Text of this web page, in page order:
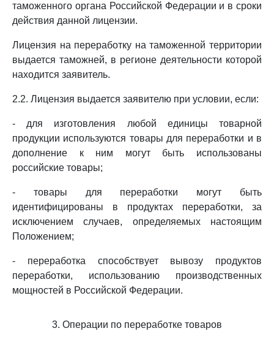
таможенного органа Российской Федерации и в сроки
действия данной лицензии.
Лицензия на переработку на таможенной территории
выдается таможней, в регионе деятельности которой
находится заявитель.
2.2. Лицензия выдается заявителю при условии, если:
- для изготовления любой единицы товарной
продукции используются товары для переработки и в
дополнение к ним могут быть использованы
российские товары;
- товары для переработки могут быть
идентифицированы в продуктах переработки, за
исключением случаев, определяемых настоящим
Положением;
- переработка способствует вывозу продуктов
переработки, использованию производственных
мощностей в Российской Федерации.
3. Операции по переработке товаров